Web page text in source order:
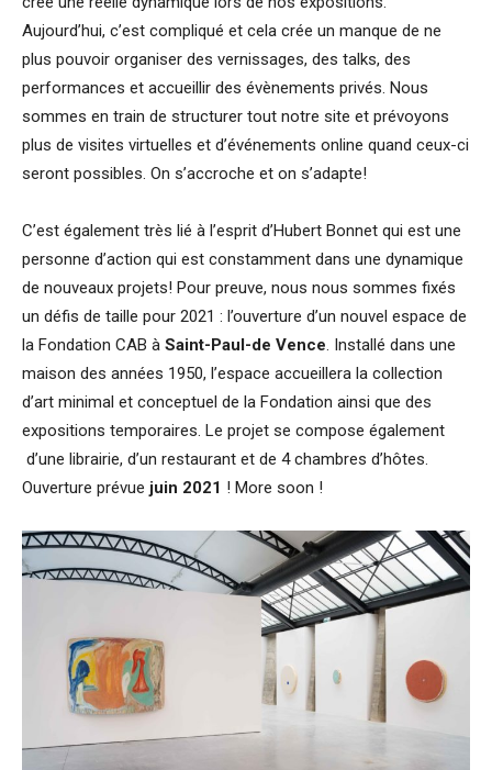
Aujourd’hui, c’est compliqué et cela crée un manque de ne
plus pouvoir organiser des vernissages, des talks, des
performances et accueillir des évènements privés. Nous
sommes en train de structurer tout notre site et prévoyons
plus de visites virtuelles et d’événements online quand ceux-ci
seront possibles. On s’accroche et on s’adapte!
C’est également très lié à l’esprit d’Hubert Bonnet qui est une
personne d’action qui est constamment dans une dynamique
de nouveaux projets! Pour preuve, nous nous sommes fixés
un défis de taille pour 2021 : l’ouverture d’un nouvel espace de
la Fondation CAB à Saint-Paul-de Vence . Installé dans une
maison des années 1950, l’espace accueillera la collection
d’art minimal et conceptuel de la Fondation ainsi que des
expositions temporaires. Le projet se compose également
d’une librairie, d’un restaurant et de 4 chambres d’hôtes.
Ouverture prévue juin 2021 ! More soon !